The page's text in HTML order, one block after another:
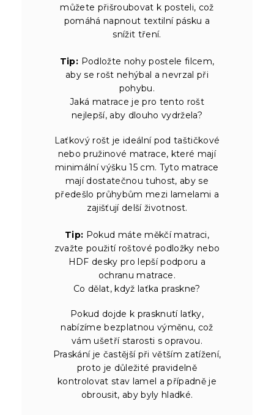
můžete přišroubovat k posteli, což
pomáhá napnout textilní pásku a
snížit tření.
Tip: Podložte nohy postele filcem,
aby se rošt nehýbal a nevrzal při
pohybu.
Jaká matrace je pro tento rošt
nejlepší, aby dlouho vydržela?
Laťkový rošt je ideální pod taštičkové
nebo pružinové matrace, které mají
minimální výšku 15 cm. Tyto matrace
mají dostatečnou tuhost, aby se
předešlo průhybům mezi lamelami a
zajišťují delší životnost.
Tip: Pokud máte měkčí matraci,
zvažte použití roštové podložky nebo
HDF desky pro lepší podporu a
ochranu matrace.
Co dělat, když laťka praskne?
Pokud dojde k prasknutí laťky,
nabízíme bezplatnou výměnu, což
vám ušetří starosti s opravou.
Praskání je častější při větším zatížení,
proto je důležité pravidelně
kontrolovat stav lamel a případně je
obrousit, aby byly hladké.